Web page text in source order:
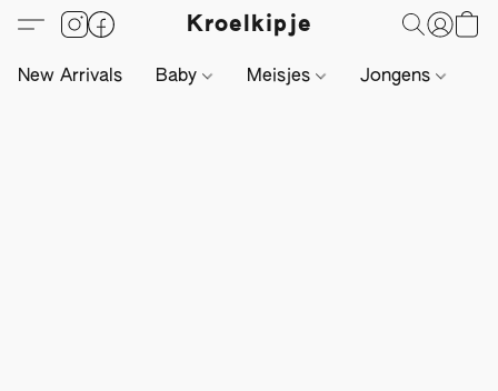
Kroelkipje
New Arrivals Baby Meisjes Jongens